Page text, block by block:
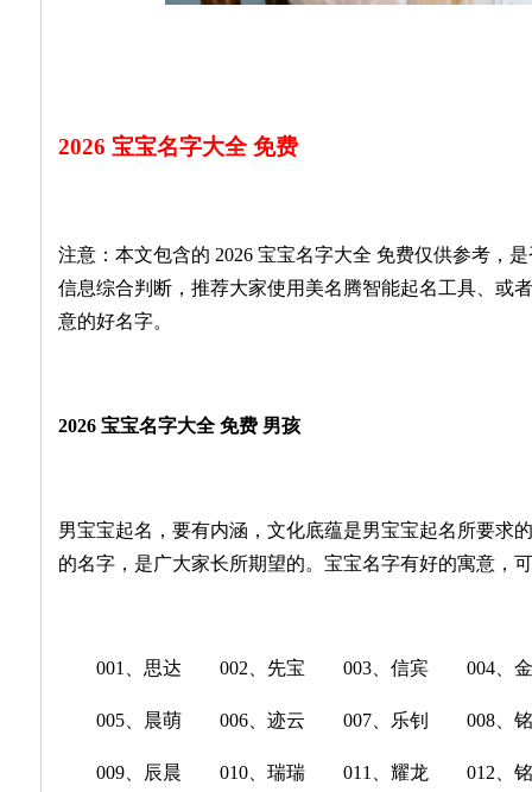
2026 宝宝名字大全 免费
注意：本文包含的 2026 宝宝名字大全 免费仅供参考，
信息综合判断，推荐大家使用美名腾智能起名工具、或
意的好名字。
2026 宝宝名字大全 免费 男孩
男宝宝起名，要有内涵，文化底蕴是男宝宝起名所要求
的名字，是广大家长所期望的。宝宝名字有好的寓意，
001、思达 002、先宝 003、信宾 004、金
005、晨萌 006、迹云 007、乐钊 008、铭
009、辰晨 010、瑞瑞 011、耀龙 012、铭